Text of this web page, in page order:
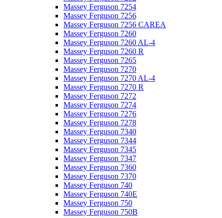
Massey Ferguson 7254
Massey Ferguson 7256
Massey Ferguson 7256 CAREA
Massey Ferguson 7260
Massey Ferguson 7260 AL-4
Massey Ferguson 7260 R
Massey Ferguson 7265
Massey Ferguson 7270
Massey Ferguson 7270 AL-4
Massey Ferguson 7270 R
Massey Ferguson 7272
Massey Ferguson 7274
Massey Ferguson 7276
Massey Ferguson 7278
Massey Ferguson 7340
Massey Ferguson 7344
Massey Ferguson 7345
Massey Ferguson 7347
Massey Ferguson 7360
Massey Ferguson 7370
Massey Ferguson 740
Massey Ferguson 740E
Massey Ferguson 750
Massey Ferguson 750B